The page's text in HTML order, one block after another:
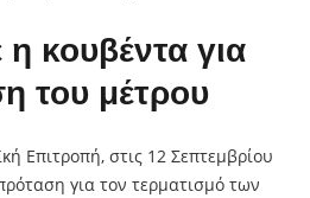
κουβέντα για
του μέτρου
Επιτροπή, στις 12 Σεπτεμβρίου
για τον τερματισμό των